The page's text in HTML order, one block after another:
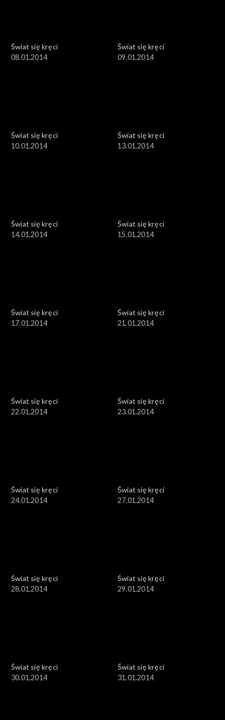
Świat się kręci
08.01.2014
Świat się kręci
09.01.2014
Świat się kręci
10.01.2014
Świat się kręci
13.01.2014
Świat się kręci
14.01.2014
Świat się kręci
15.01.2014
Świat się kręci
17.01.2014
Świat się kręci
21.01.2014
Świat się kręci
22.01.2014
Świat się kręci
23.01.2014
Świat się kręci
24.01.2014
Świat się kręci
27.01.2014
Świat się kręci
28.01.2014
Świat się kręci
29.01.2014
Świat się kręci
30.01.2014
Świat się kręci
31.01.2014